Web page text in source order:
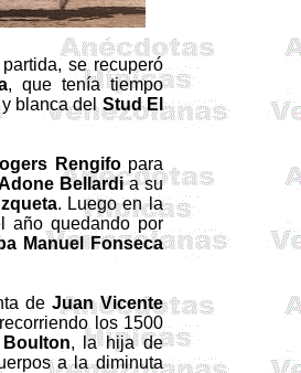
se recuperó
, que tenía tiempo
y blanca delStudEl
Rengifopara
Bellardia su
. Luego en la
quedando por
Manuel Fonseca
de Juan Vicente
los 1500
Boulton, la hija de
a la diminuta